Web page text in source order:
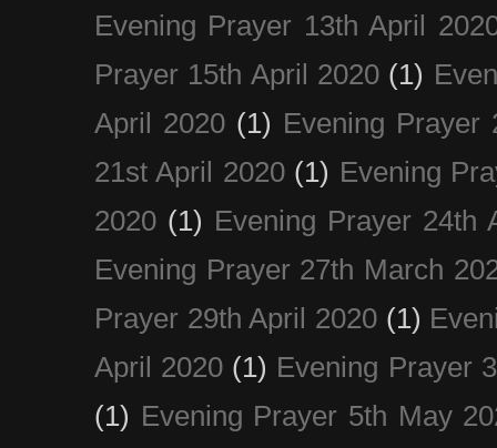
Evening Prayer 13th April
Prayer 15th April 2020 (1)
April 2020 (1) Evening Prayer
21st April 2020 (1) Evening
2020 (1) Evening Prayer 24th
Evening Prayer 27th March
Prayer 29th April 2020 (1)
April 2020 (1) Evening Prayer
(1) Evening Prayer 5th May